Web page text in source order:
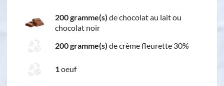
200 gramme(s) de chocolat au lait ou
chocolat noir
200 gramme(s) de crème fleurette 30%
1oeuf